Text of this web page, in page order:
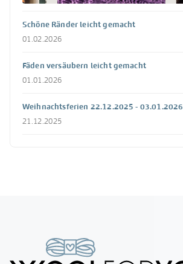
Schöne Ränder leicht gemacht
01.02.2026
Fäden versäubern leicht gemacht
01.01.2026
Weihnachtsferien 22.12.2025 - 03.01.2026
21.12.2025